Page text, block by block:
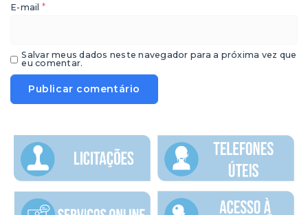
E-mail *
Salvar meus dados neste navegador para a próxima vez que
eu comentar.